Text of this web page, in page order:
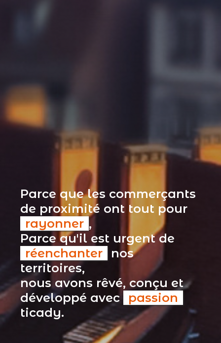
Parce que les commerçants
de proximité ont tout pour
rayonner ,
Parce qu'il est urgent de
réenchanter
nos
territoires,
nous avons rêvé, conçu et
développé avec passion
ticady.